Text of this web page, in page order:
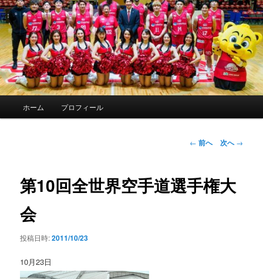
ホーム プロフィール
投
ビ
ゲ
← 前へ 次へ→
第10回全世界空手道選手権大
会
投稿日時:2011/10/23
10月23日